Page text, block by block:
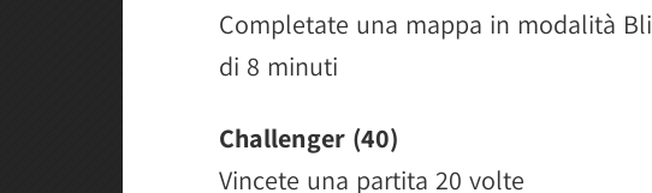
Completate una mappa in modalità
di 8 minuti
Challenger (40)
Vincete una partita 20 volte